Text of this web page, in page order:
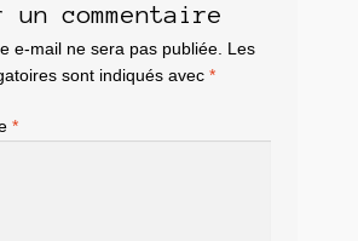
un commentaire
e-mail ne sera pas publiée. Les
sont indiqués avec *
*